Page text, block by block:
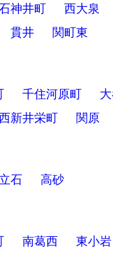
神井町 西大泉
貫井 関町東
千住河原町
新井栄町 関原
立石 高砂
南葛西 東小岩